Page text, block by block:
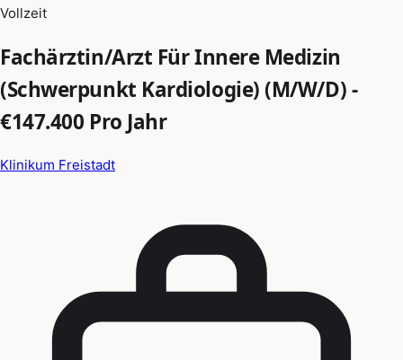
Vollzeit
Fachärztin/Arzt Für Innere Medizin
(Schwerpunkt Kardiologie) (M/W/D) -
€147.400 Pro Jahr
Klinikum Freistadt